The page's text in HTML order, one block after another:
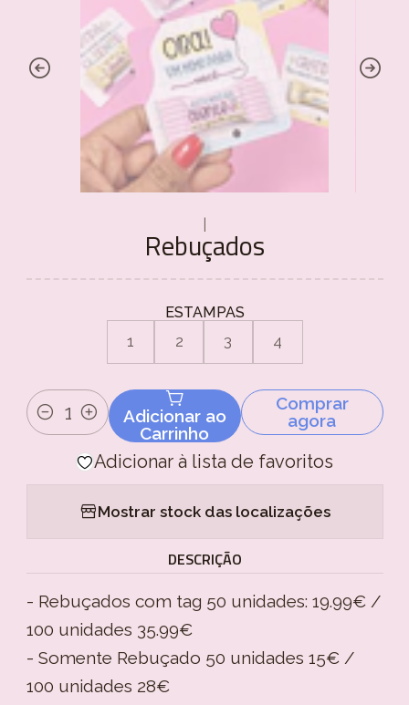
Rebuçados
ESTAMPAS
1 2 3 4
Quantidade
Adicionar ao
Carrinho
Comprar
agora
Adicionar à lista de favoritos
Mostrar stock das localizações
DESCRIÇÃO
- Rebuçados com tag 50 unidades: 19.99€ /
100 unidades 35.99€
- Somente Rebuçado 50 unidades 15€ /
100 unidades 28€